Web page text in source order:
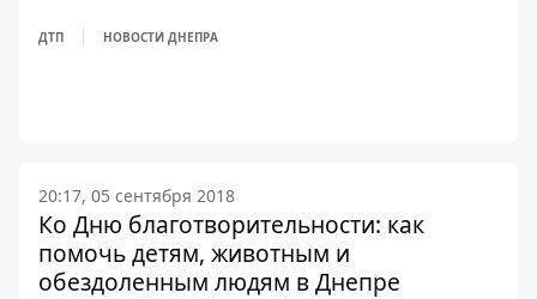
ДТП НОВОСТИ ДНЕПРА
20:17, 05 сентября 2018
Ко Дню благотворительности: как
помочь детям, животным и
обездоленным людям в Днепре